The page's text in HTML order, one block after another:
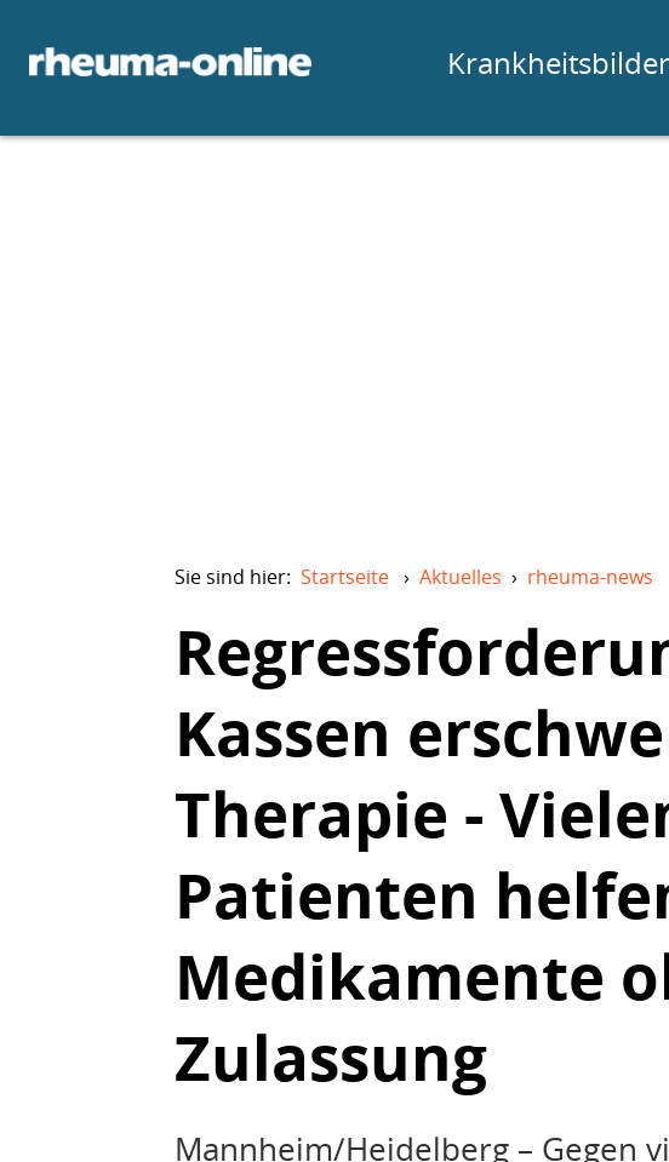
Krankheitsbilder
Sie sind hier: Startseite › Aktuelles › rheuma-news
Kassen
Therapie -
Patienten
Medikamente
Zulassung
Mannheim/Heidelberg – Gegen